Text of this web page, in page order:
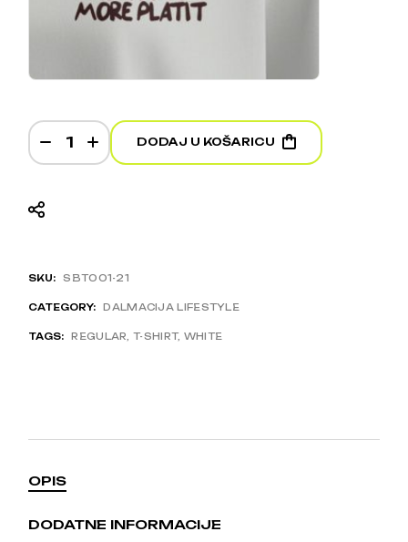
Ko ti ovo more plati - White T-shirt quantity
DODAJ U KOŠARICU
SKU: SBT001-21
CATEGORY: DALMACIJA LIFESTYLE
TAGS: REGULAR ,T-SHIRT, WHITE
OPIS
DODATNE INFORMACIJE